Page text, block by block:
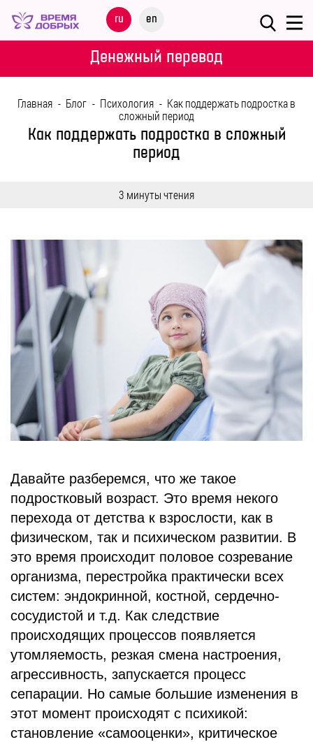
ru en
Меню
НАШИ
ДЕТИ
МЕРОПРИЯТИЯ
ПОМОЩЬ
БЛОГ
Денежный перевод
Главная - Блог - Психология - Как поддержать подростка в
сложный период
Как поддержать подростка в сложный
период
3 минуты чтения
Давайте разберемся, что же такое
подростковый возраст. Это время некого
перехода от детства к взрослости, как в
физическом, так и психическом развитии. В
это время происходит половое созревание
организма, перестройка практически всех
систем: эндокринной, костной, сердечно-
сосудистой и т.д. Как следствие
происходящих процессов появляется
утомляемость, резкая смена настроения,
агрессивность, запускается процесс
сепарации. Но самые большие изменения в
этот момент происходят с психикой:
становление «самооценки», критическое